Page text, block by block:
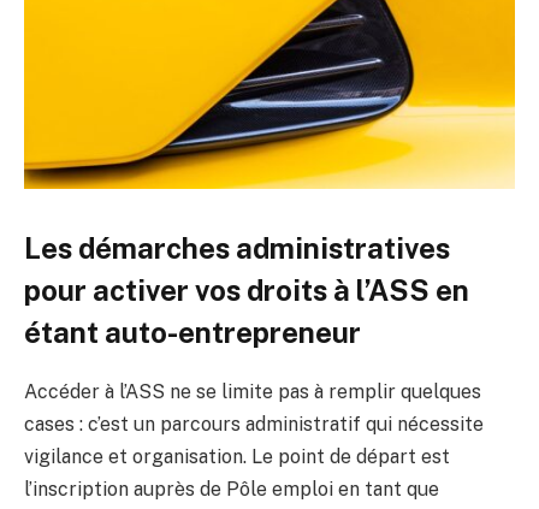
Les démarches administratives
pour activer vos droits à l’ASS en
étant auto-entrepreneur
Accéder à l’ASS ne se limite pas à remplir quelques
cases : c’est un parcours administratif qui nécessite
vigilance et organisation. Le point de départ est
l’inscription auprès de Pôle emploi en tant que